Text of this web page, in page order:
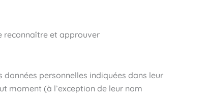
reconnaître et approuver
personnelles indiquées dans leur
moment (à l’exception de leur nom